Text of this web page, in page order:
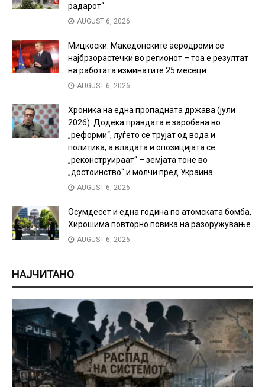
радарот“
AUGUST 6, 2026
Мицкоски: Македонските аеродроми се
најбрзорастечки во регионот – тоа е резултат
на работата изминатите 25 месеци
AUGUST 6, 2026
Хроника на една пропадната држава (јули
2026): Додека правдата е заробена во
„реформи“, луѓето се трујат од вода и
политика, а владата и опозицијата се
„реконструираат“ – земјата тоне во
„достоинство“ и молчи пред Украина
AUGUST 6, 2026
Осумдесет и една година по атомската бомба,
Хирошима повторно повика на разоружување
AUGUST 6, 2026
НАЈЧИТАНО